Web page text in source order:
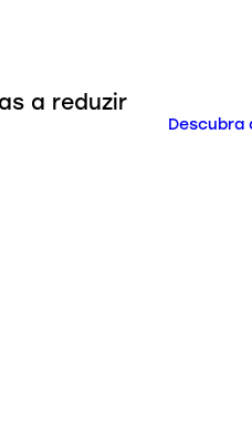
a reduzir
Descubra